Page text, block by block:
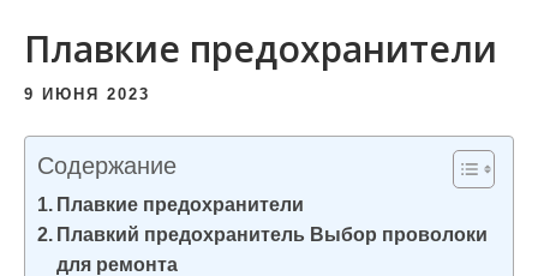
Плавкие предохранители
9 ИЮНЯ 2023
Содержание
Плавкие предохранители
Плавкий предохранитель Выбор проволоки
для ремонта